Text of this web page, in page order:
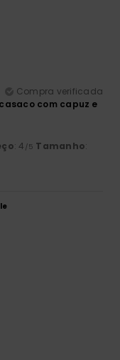
Compra verificada
com capuz e
: 4 /5 Tamanho: